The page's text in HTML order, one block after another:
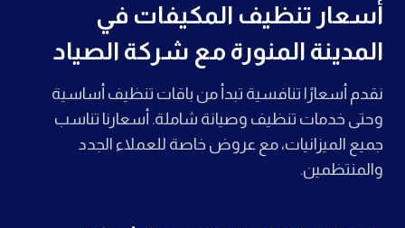
أسعار تنظيف المكيفات في
المدينة المنورة مع شركة الصياد
نقدم أسعارًا تنافسية تبدأ من باقات تنظيف أساسية
وحتى خدمات تنظيف وصيانة شاملة. أسعارنا تناسب
جميع الميزانيات، مع عروض خاصة للعملاء الجدد
والمنتظمين.